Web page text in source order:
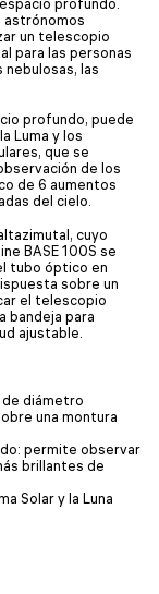
un telescopio
para las personas
las
profundo, puede
Luma y los
que se
de los
de 6 aumentos
del cielo.
cuyo
BASE 100S se
tubo óptico en
sobre un
el telescopio
bandeja para
ajustable.
diámetro
una montura
permite observar
brillantes de
Solar y la Luna